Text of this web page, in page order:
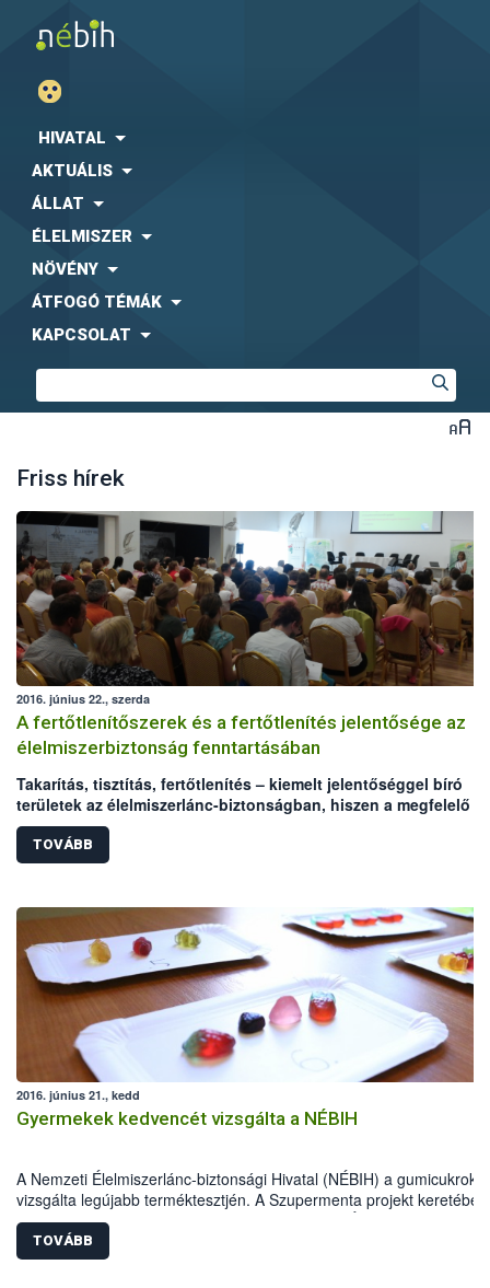
HIVATAL
AKTUÁLIS
ÁLLAT
ÉLELMISZER
NÖVÉNY
ÁTFOGÓ TÉMÁK
KAPCSOLAT
Friss hírek
2016. június 22., szerda
A fertőtlenítőszerek és a fertőtlenítés jelentősége az
élelmiszerbiztonság fenntartásában
Takarítás, tisztítás, fertőtlenítés – kiemelt jelentőséggel bíró
területek az élelmiszerlánc-biztonságban, hiszen a megfelelő
higiénia kialakítása, fenntartása az élelmiszerek biztonságát és
minőségét befolyásolja. A nem megfelelő hatékonyságú, vagy
rosszul használt fertőtlenítő szerek súlyos élelmiszerbiztonsági
Hivatal (NÉBIH) az Országos Tisztifőorvosi Hivatallal (OTH)
az Élelmiszer Higiénikusok Társasága kezdeményezésére
megszervezte azt a konferenciát, amelyen a fertőtlenítés
felmerülő problémák kezeléséről, a hatékony hibafeltárásról és
beavatkozásról, valamint megoldási lehetőségekről is
a szakemberek.
TOVÁBB
2016. június 21., kedd
Gyermekek kedvencét vizsgálta a NÉBIH
A Nemzeti Élelmiszerlánc-biztonsági Hivatal (NÉBIH) a gumicukrokat
vizsgálta legújabb terméktesztjén. A Szupermenta projekt
gumicukrot ellenőriztek a hatóság munkatársai. Élelmiszerbiztonsági
szempontból valamennyi megfelelőnek bizonyult, de hibás jelölés
termék esetében kellett hatósági eljárást indítani.
TOVÁBB